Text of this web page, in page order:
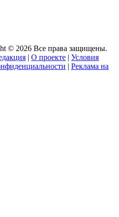
© 2026 Все права защищены.
| О проекте | Условия
| Реклама на